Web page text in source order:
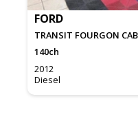
FORD
TRANSIT FOURGON
140ch
2012
Diesel